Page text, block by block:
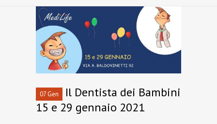
07 Gen
Il Dentista dei Bambini
15 e 29 gennaio 2021